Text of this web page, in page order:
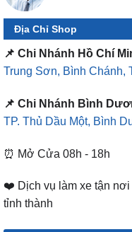
Địa Chỉ Shop
📌 Chi Nhánh Hồ Chí
Trung Sơn, Bình Chánh,
📌 Chi Nhánh Bình
TP. Thủ Dầu Một, Bình
⏰ Mở Cửa 08h - 18h
❤️ Dịch vụ làm xe tận
tỉnh thành